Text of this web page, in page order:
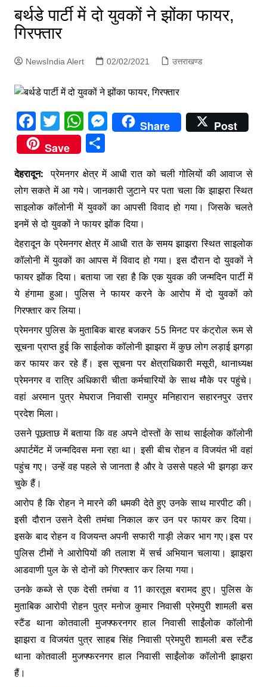
बर्थडे पार्टी में दो युवकों ने झोंका फायर,
गिरफ्तार
NewsIndia Alert 02/02/2021 उत्तराखण्ड
F
a
c
e
b
o
o
k
T
w
itt
er
W
h
at
s
A
p
p
M
e
s
e
n
g
er
Share
Post
Save
S
ar
e
देहरादून: प्रेमनगर क्षेत्र में आधी रात को चली गोलियों की आवाज से
लोग सकते में आ गये। जानकारी जुटाने पर पता चला कि झाझरा स्थित
साइलोक कॉलोनी में युवकों का आपसी विवाद हो गया। जिसके चलते
इनमें से दो युवकों ने फायर झोंक दिया।
देहरादून के प्रेमनगर क्षेत्र में आधी रात के समय झाझरा स्थित साइलोक
कॉलोनी में युवकों का आपस में विवाद हो गया। इस दौरान दो युवकों ने
फायर झोंक दिया। बताया जा रहा है कि एक युवक की जन्मदिन पार्टी में
ये हंगामा हुआ। पुलिस ने फायर करने के आरोप में दो युवकों को
गिरफ्तार कर लिया।
प्रेमनगर पुलिस के मुताबिक बारह बजकर 55 मिनट पर कंट्रोल रूम से
सूचना प्राप्त हुई कि साईलोक कॉलोनी झाझरा में कुछ लोग लड़ाई झगड़ा
कर फायर कर रहे हैं। इस सूचना पर क्षेत्राधिकारी मसूरी, थानाध्यक्ष
प्रेमनगर व रात्रि अधिकारी चीता कर्मचारियों के साथ मौके पर पहुंचे।
वहां अरमान पुत्र मेघराज निवासी रामपुर मनिहारान सहारनपुर उत्तर
प्रदेश मिला।
उसने पूछताछ में बताया कि वह अपने दोस्तों के साथ साईलोक कॉलोनी
अपार्टमेंट में जन्मदिवस मना रहा था। इसी बीच रोहन व विजयंत भी वहां
पहुंच गए। उन्हें वह पहले से जानता है और वे उससे पहले भी झगड़ा कर
चुके हैं।
आरोप है कि रोहन ने मारने की धमकी देते हुए उनके साथ मारपीट की।
इसी दौरान उसने देसी तमंचा निकाल कर उन पर फायर कर दिया।
इसके बाद रोहन व विजयन्त अपनी सफारी गाड़ी लेकर भाग गए।इस पर
पुलिस टीमों ने आरोपियों की तलाश में सर्च अभियान चलाया। झाझरा
आडवाणी पुल के से दोनों को गिरफ्तार कर लिया गया।
उनके कब्जे से एक देसी तमंचा व 11 कारतूस बरामद हुए। पुलिस के
मुताबिक आरोपी रोहन पुत्र मनोज कुमार निवासी प्रेमपुरी शामली बस
स्टैंड थाना कोतवाली मुजफ्फरनगर हाल निवासी साईंलोक कॉलोनी
झाझरा व विजयंत पुत्र साहब सिंह निवासी प्रेमपुरी शामली बस स्टैंड
थाना कोतवाली मुजफ्फरनगर हाल निवासी साईंलोक कॉलोनी झाझरा
हैं।